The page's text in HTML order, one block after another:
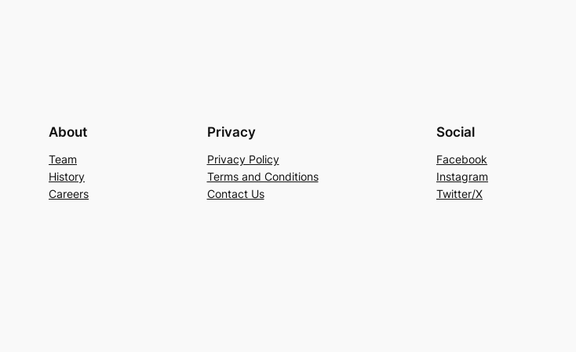
About
Team
History
Careers
Privacy
Privacy Policy
Terms and Conditions
Contact Us
Social
Facebook
Instagram
Twitter/X